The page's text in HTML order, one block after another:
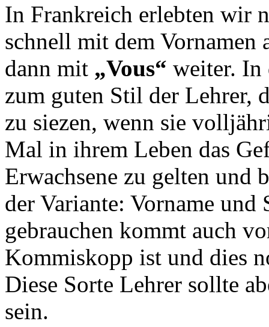
In Frankreich erlebten wir
schnell mit dem Vornamen
dann mit „Vous“ weiter. In
zum guten Stil der Lehrer,
zu siezen, wenn sie
Mal in ihrem Leben das
Erwachsene zu gelten und
der Variante: Vorname und
gebrauchen kommt auch
Kommiskopp ist und dies
Diese Sorte Lehrer sollte
sein.